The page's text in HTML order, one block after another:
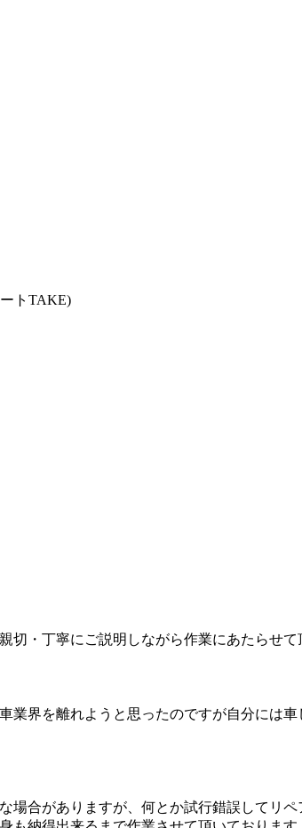
トTAKE)
・丁寧にご説明しながら作業にあたらせて
界を離れようと思ったのですが自分には
合がありますが、何とか試行錯誤してリ